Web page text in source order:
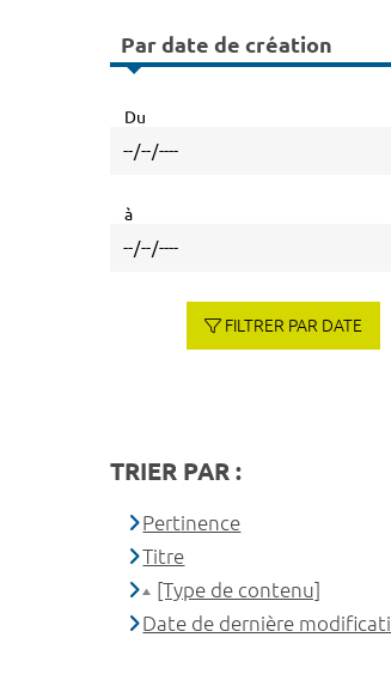
Par date de création
Du
à
FILTRER PAR DATE
TRIER PAR :
Pertinence
Titre
[Type de contenu]
Date de dernière